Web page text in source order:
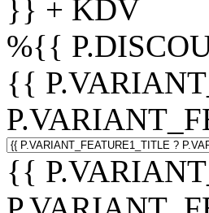
}} + KDV
%{{
{{
{{